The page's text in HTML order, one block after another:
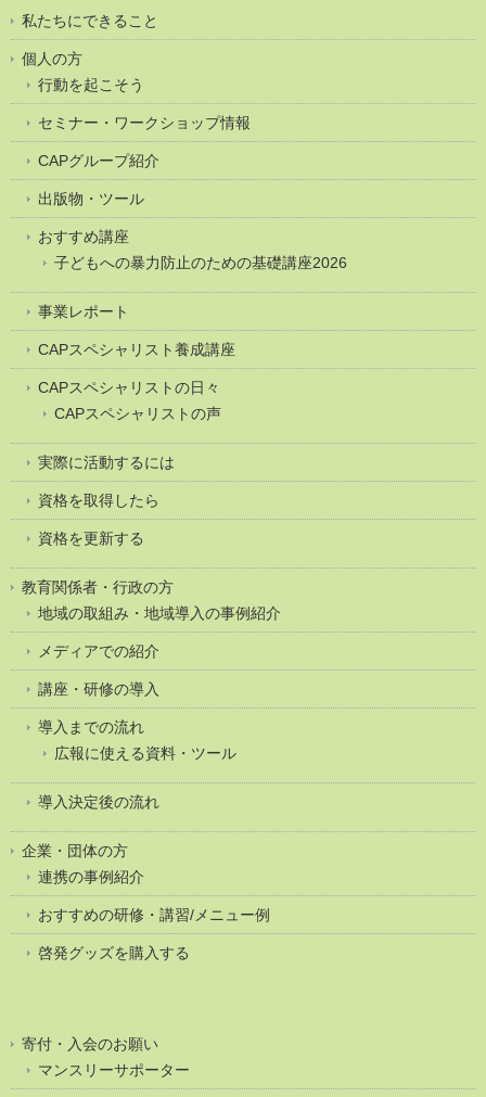
私たちにできること
個人の方
行動を起こそう
セミナー・ワークショップ情報
CAPグループ紹介
出版物・ツール
おすすめ講座
子どもへの暴力防止のための基礎講座2026
事業レポート
CAPスペシャリスト養成講座
CAPスペシャリストの日々
CAPスペシャリストの声
実際に活動するには
資格を取得したら
資格を更新する
教育関係者・行政の方
地域の取組み・地域導入の事例紹介
メディアでの紹介
講座・研修の導入
導入までの流れ
広報に使える資料・ツール
導入決定後の流れ
企業・団体の方
連携の事例紹介
おすすめの研修・講習/メニュー例
啓発グッズを購入する
寄付・入会のお願い
マンスリーサポーター